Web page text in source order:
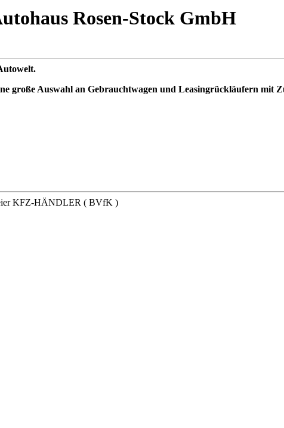
Rosen-Stock GmbH
große Auswahl an Gebrauchtwagen und Leasingrückläufern
KFZ-HÄNDLER ( BVfK )